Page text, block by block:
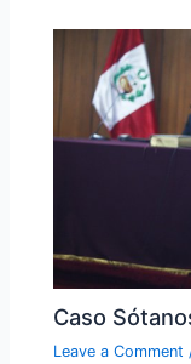
Caso
Leave a Comment